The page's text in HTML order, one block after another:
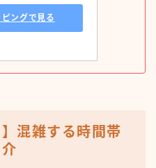
ングで見る
混雑する時間帯